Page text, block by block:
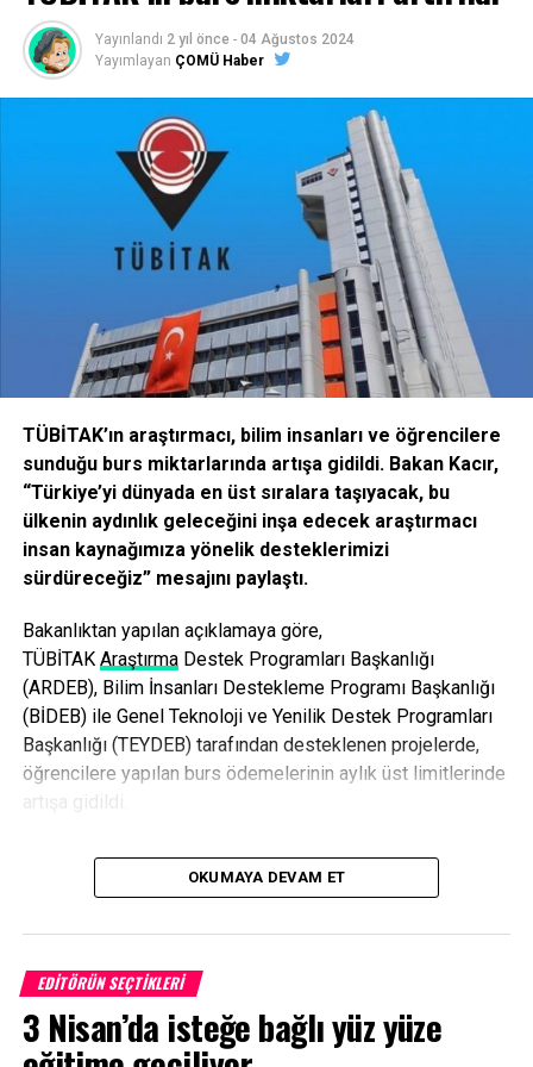
İLIŞKILI BAŞLIKLAR:
BIR SONRAKI
Cuma çıkışı çay davetini geri çevirmedi
İlköğretime “Seçmeli Dersler” Geldi
Yayınlandı 2 yıl önce - 04 Ağustos 2024
Yayımlayan ÇOMÜ Haber
TÜBİTAK’ın araştırmacı, bilim insanları ve öğrencilere
sunduğu burs miktarlarında artışa gidildi. Bakan Kacır,
“Türkiye’yi dünyada en üst sıralara taşıyacak, bu
ülkenin aydınlık geleceğini inşa edecek araştırmacı
insan kaynağımıza yönelik desteklerimizi
sürdüreceğiz” mesajını paylaştı.
Bakanlıktan yapılan açıklamaya göre,
TÜBİTAK AraştırmaDestek Programları Başkanlığı
(ARDEB), Bilim İnsanları Destekleme Programı Başkanlığı
(BİDEB) ile Genel Teknoloji ve Yenilik Destek Programları
Başkanlığı (TEYDEB) tarafından desteklenen projelerde,
öğrencilere yapılan burs ödemelerinin aylık üst limitlerinde
artışa gidildi.
Buna göre, ön lisans veya lisans öğrencilerine verilen burs
miktarı 4 bin liradan 4 bin 800 liraya yükseltildi. Yüksek
16 bin 500 liraya, doktora öğrencilerinin aldığı burs miktarı
da 20 bin liradan 24 bin liraya çıkarıldı. Doktora sonrası
araştırmacılara verilen burs miktarı ise 27 bin lira iken 32
bin lira olarak güncellendi.
OKUMAYA DEVAM ET
EDITÖRÜN SEÇTIKLERI
3 Nisan’da isteğe bağlı yüz yüze